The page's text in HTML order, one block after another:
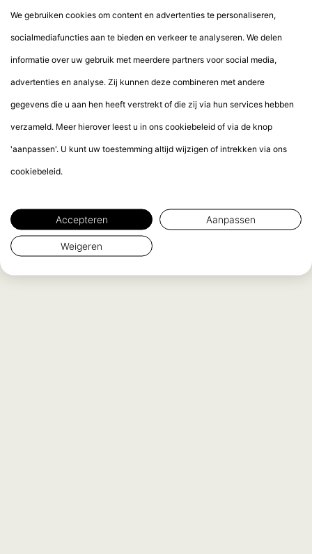
We gebruiken cookies om content en advertenties te personaliseren,
socialmediafuncties aan te bieden en verkeer te analyseren. We delen
informatie over uw gebruik met meerdere partners voor social media,
advertenties en analyse. Zij kunnen deze combineren met andere
gegevens die u aan hen heeft verstrekt of die zij via hun services hebben
verzameld. Meer hierover leest u in ons cookiebeleid of via de knop
'aanpassen'. U kunt uw toestemming altijd wijzigen of intrekken via ons
cookiebeleid.
Accepteren Aanpassen
Weigeren